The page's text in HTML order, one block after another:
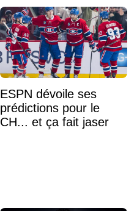
ESPN dévoile ses
prédictions pour le
CH... et ça fait jaser